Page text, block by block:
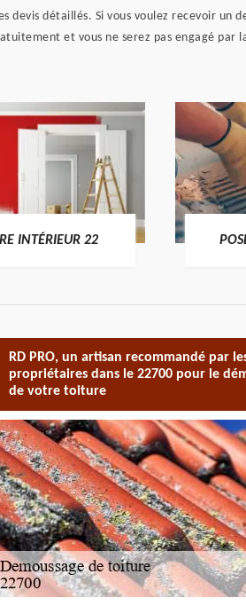
détaillés. Si vous voulez recevoir un
et vous ne serez pas engagé par
INTÉRIEUR 22
RD PRO, un artisan recommandé par
propriétaires dans le 22700 pour le
de votre toiture